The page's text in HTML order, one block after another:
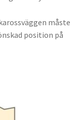
måste
position på